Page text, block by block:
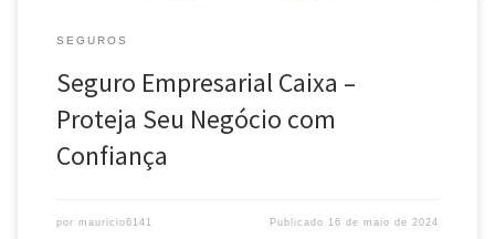
SEGUROS
Seguro Empresarial Caixa –
Proteja Seu Negócio com
Confiança
por mauricio6141 Publicado 16 de maio de 2024